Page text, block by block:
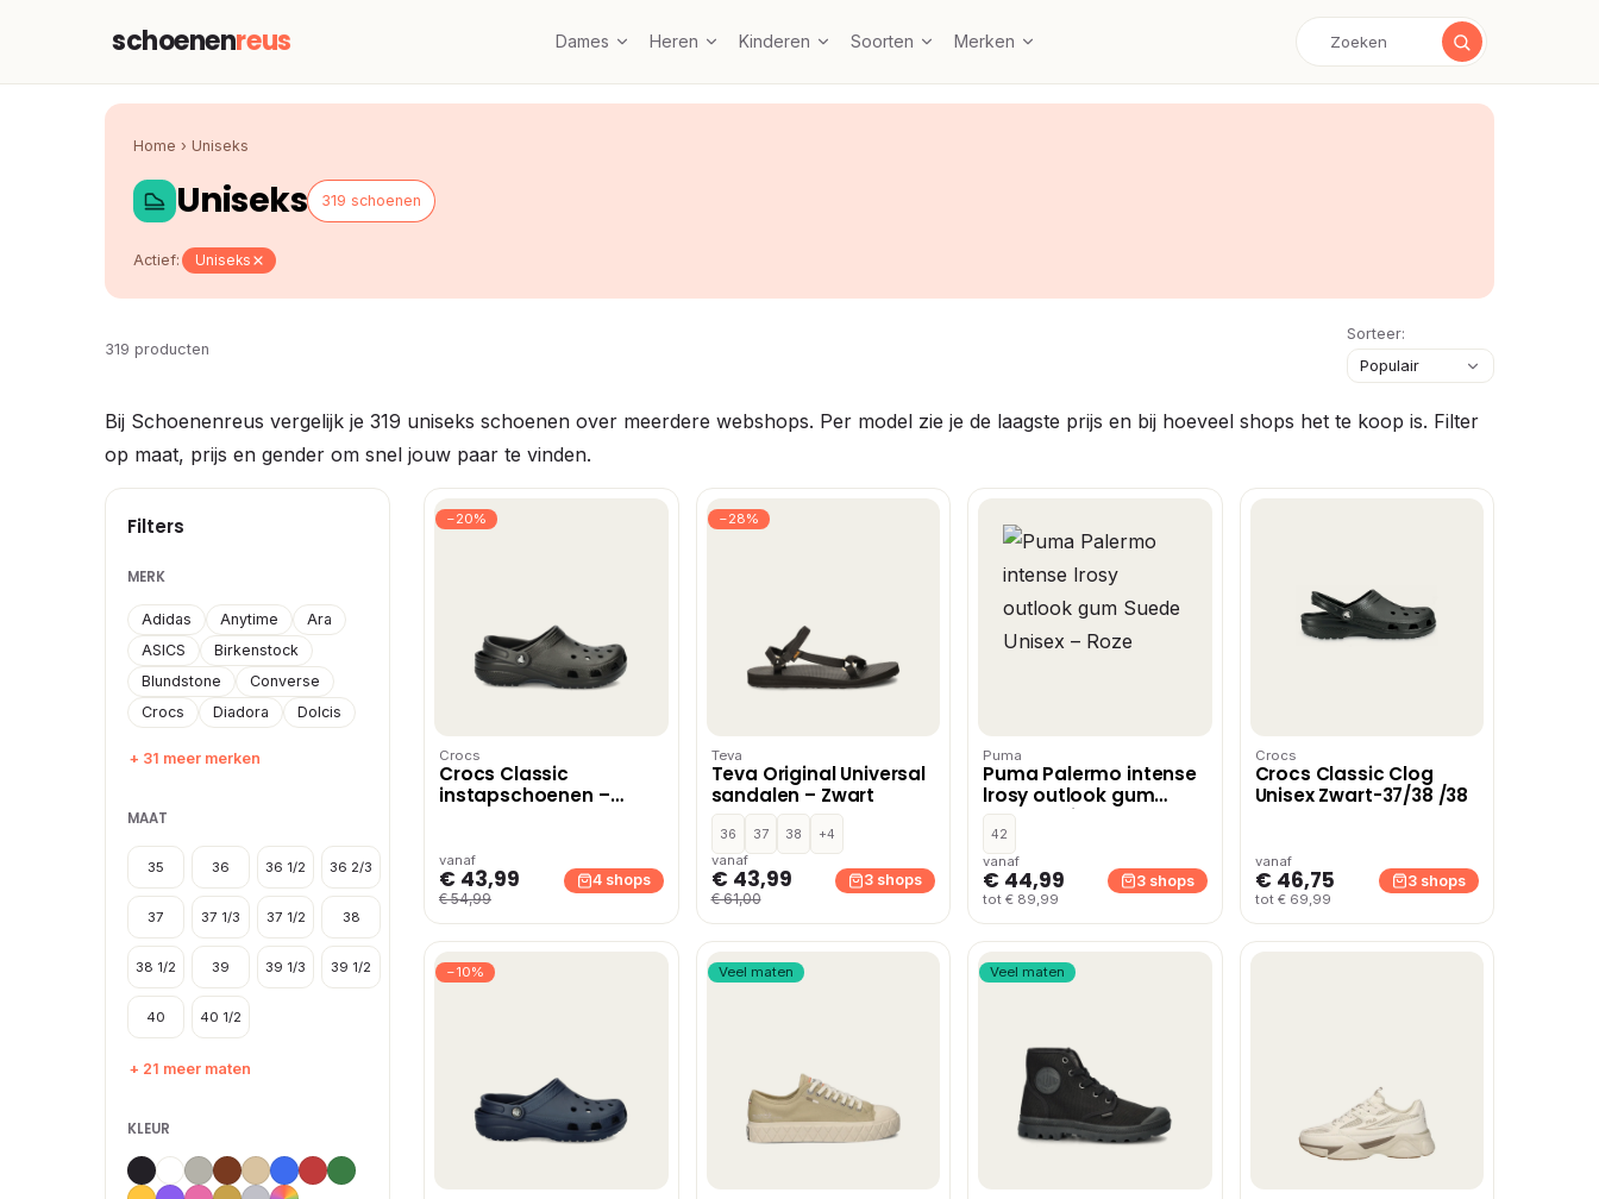
schoenenreus Dames Heren Kinderen Soorten Merken
Home › Uniseks
Uniseks 319 schoenen
Actief: Uniseks
319 producten
Sorteer:
Bij Schoenenreus vergelijk je 319 uniseks schoenen over meerdere webshops. Per model zie je de laagste prijs en bij hoeveel shops het te koop is. Filter
op maat, prijs en gender om snel jouw paar te vinden.
Filters
MERK
Adidas Anytime
Ara
ASICS
Birkenstock
Blundstone
Converse
Crocs
Diadora Dolcis
+ 31 meer merken
MAAT
35 36 36 1/2 36 2/3
37 37 1/3 37 1/2 38
38 1/2 39 39 1/3 39 1/2
40 40 1/2
+ 21 meer maten
KLEUR
−20%
Crocs
Crocs Classic
instapschoenen –
vanaf
€ 43,99
€ 54,99
4 shops
−28%
Teva
Teva Original Universal
sandalen – Zwart
36 37 38
+4
vanaf
€ 43,99
€ 61,00
3 shops
Puma
Puma Palermo intense
lrosy outlook gum
Suede Unisex – Roze
42
vanaf
€ 44,99
tot € 89,99
3 shops
Crocs
Crocs Classic Clog
Unisex Zwart-37/38 /38
vanaf
€ 46,75
tot € 69,99
3 shops
−10% Veel maten Veel maten